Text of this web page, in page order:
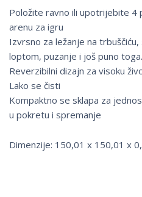
Položite ravno ili upotrijebite 4
arenu za igru
Izvrsno za ležanje na
loptom, puzanje i još puno toga.
Reverzibilni dizajn za visoku
Lako se čisti
Kompaktno se sklapa za
u pokretu i spremanje
Dimenzije: 150,01 x 150,01 x